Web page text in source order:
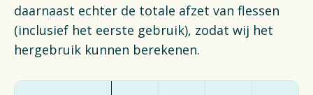
daarnaast echter de totale afzet van flessen
(inclusief het eerste gebruik), zodat wij het
hergebruik kunnen berekenen.